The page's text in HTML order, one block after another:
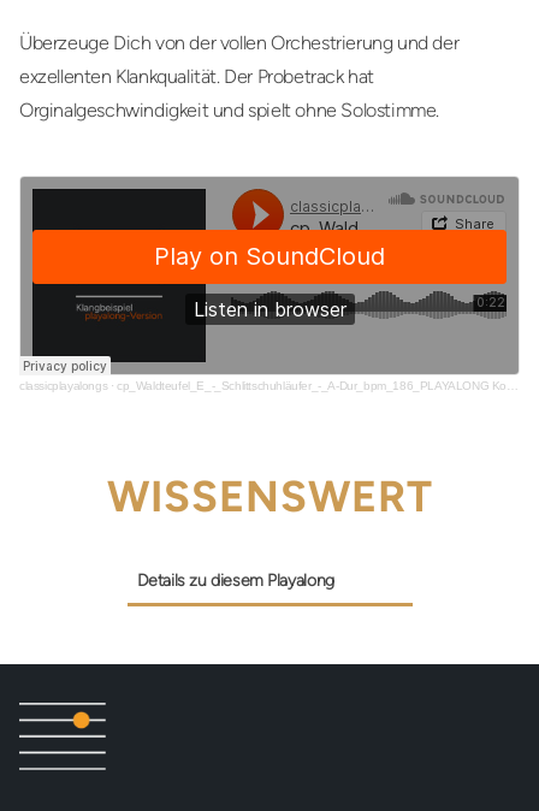
Überzeuge Dich von der vollen Orchestrierung und der
exzellenten Klankqualität. Der Probetrack hat
Orginalgeschwindigkeit und spielt ohne Solostimme.
classicplayalongs·cp_Waldteufel_E_-_Schlittschuhläufer_-_A-Dur_bpm_186_PLAYALONG Kopie_snippet
WISSENSWERT
Details zu diesem Playalong